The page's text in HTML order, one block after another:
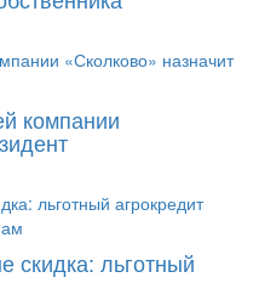
компании
льготный
и семенам